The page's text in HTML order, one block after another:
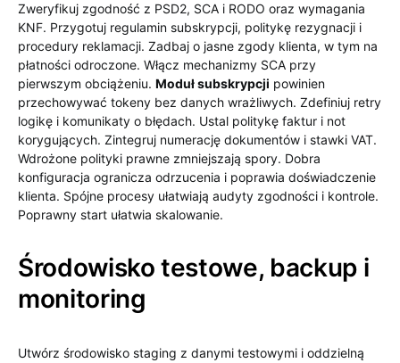
Zweryfikuj zgodność z PSD2, SCA i RODO oraz wymagania
KNF. Przygotuj regulamin subskrypcji, politykę rezygnacji i
procedury reklamacji. Zadbaj o jasne zgody klienta, w tym na
płatności odroczone. Włącz mechanizmy SCA przy
pierwszym obciążeniu. Moduł subskrypcji powinien
przechowywać tokeny bez danych wrażliwych. Zdefiniuj retry
logikę i komunikaty o błędach. Ustal politykę faktur i not
korygujących. Zintegruj numerację dokumentów i stawki VAT.
Wdrożone polityki prawne zmniejszają spory. Dobra
konfiguracja ogranicza odrzucenia i poprawia doświadczenie
klienta. Spójne procesy ułatwiają audyty zgodności i kontrole.
Poprawny start ułatwia skalowanie.
Środowisko testowe, backup i
monitoring
Utwórz środowisko staging z danymi testowymi i oddzielną